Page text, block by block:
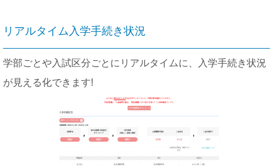
リアルタイム入学手続き状況
学部ごとや入試区分ごとにリアルタイムに、入学手続き状況
が見える化できます!